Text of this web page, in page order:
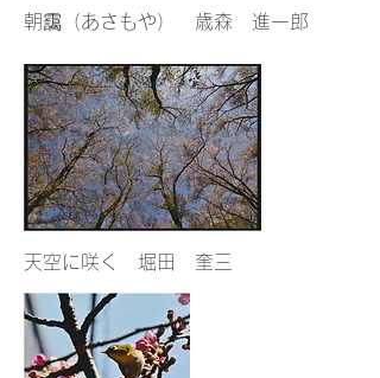
朝靄（あさもや） 歳森 進一郎
天空に咲く 堀田 奎三